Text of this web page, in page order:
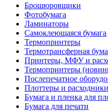
Брошюровщики
Фотобумага
Ламинаторы
Самоклеющаяся бумага
Термопринтеры
Термотрансферная
Принтеры, МФУ и
Термопринтеры
Послепечатное
Плоттеры и расходники
Бумага и пленка для
Бумага для печати